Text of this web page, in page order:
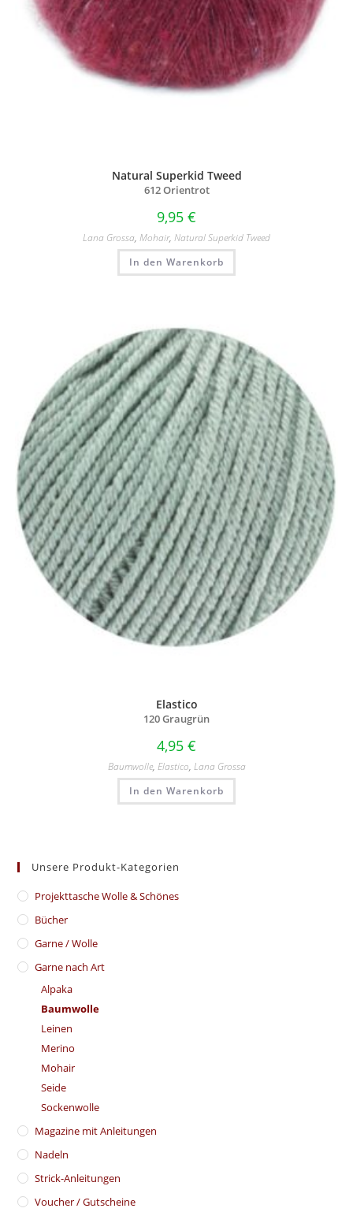
Natural Superkid Tweed
612 Orientrot
9,95 €
Lana Grossa, Mohair, Natural Superkid Tweed
In den Warenkorb
Elastico
120 Graugrün
4,95 €
Baumwolle, Elastico, Lana Grossa
In den Warenkorb
Unsere Produkt-Kategorien
​Projekttasche Wolle & Schönes
Bücher
Garne / Wolle
Garne nach Art
Alpaka
Baumwolle
Leinen
Merino
Mohair
Seide
Sockenwolle
Magazine mit Anleitungen
Nadeln
Strick-Anleitungen
Voucher / Gutscheine